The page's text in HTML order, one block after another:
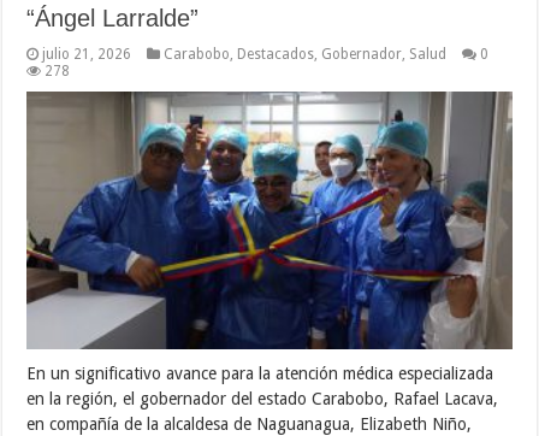
“Ángel Larralde”
julio 21, 2026 Carabobo Destacados Gobernador Salud
0
278
En un significativo avance para la atención médica especializada
en la región, el gobernador del estado Carabobo, Rafael Lacava,
en compañía de la alcaldesa de Naguanagua, Elizabeth Niño,